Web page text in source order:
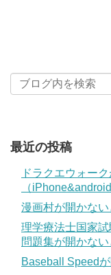
最近の投稿
ドラクエウォー
（
漫画村が開かな
理学療法士国家
問題集が開かな
Baseball Speed